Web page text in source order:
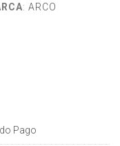
: ARCO
Pago